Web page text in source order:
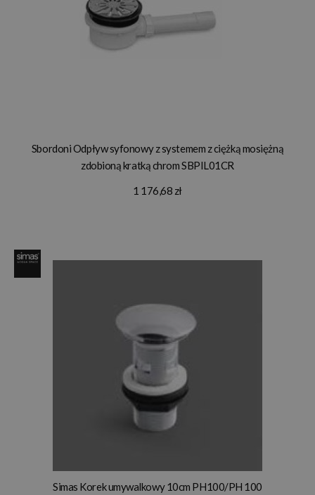
Sbordoni Odpływ syfonowy z systemem z ciężką mosiężną
zdobioną kratką chrom SBPIL01CR
1 176,68 zł
Simas Korek umywalkowy 10cm PH100/PH 100